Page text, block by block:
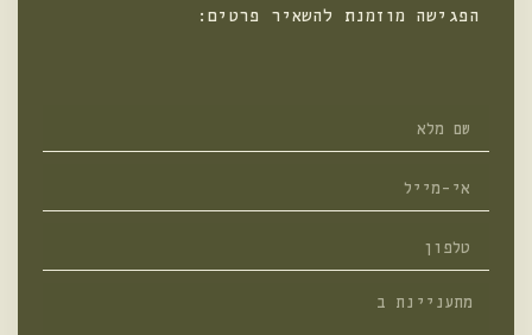
הפגישה מוזמנת להשאיר פרטים:
שם
מלא
אי-מייל
טלפון